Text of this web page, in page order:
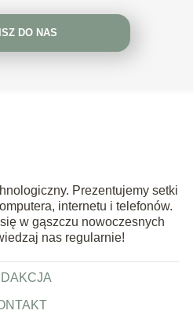
DO NAS
Prezentujemy setki
internetu i telefonów.
w gąszczu nowoczesnych
nas regularnie!